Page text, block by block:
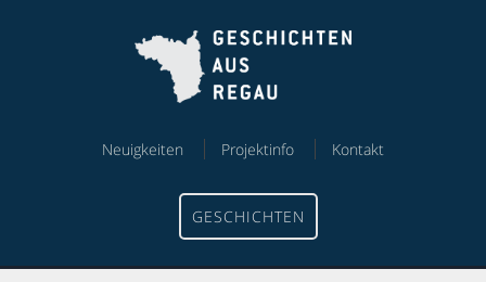
Neuigkeiten Projektinfo Kontakt
GESCHICHTEN